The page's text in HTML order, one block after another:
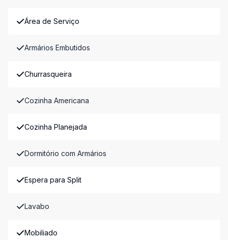
Área de Serviço
Armários Embutidos
Churrasqueira
Cozinha Americana
Cozinha Planejada
Dormitório com Armários
Espera para Split
Lavabo
Mobiliado